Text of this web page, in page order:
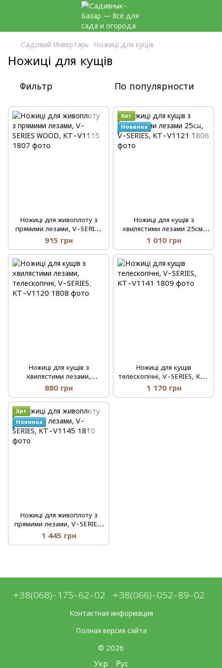
Садовий Инвертарь Ножиці для кущів
Ножиці для кущів
Фильтр По популярности
Ножиці для живоплоту з
прямими лезами, V-SERIES
WOOD, KT-V1115
915 грн
Хит
Новинка
Ножиці для кущів з
хвилястими лезами 25см,
V-SERIES, KT-V1121
1 010 грн
Ножиці для кущів з
хвилястими лезами,
телескопічні, V-SERIES, KT-
V1120
880 грн
Ножиці для кущів
телескопічні, V-SERIES, KT-
V1141
1 170 грн
Хит
Новинка
Ножиці для живоплоту з
прямими лезами, V-SERIES,
KT-V1145
1 445 грн
+38(068)-175-62-02 +38(066)-052-89-02
Контактная информация
Полная версия сайта
© 2026
Укр Рус